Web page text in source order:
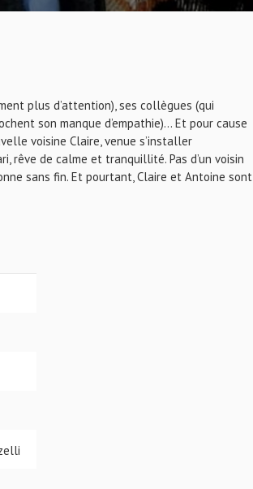
plus d’attention), ses collègues (qui
son manque d’empathie)... Et pour cause
voisine Claire, venue s’installer
rêve de calme et tranquillité. Pas d’un voisin
sans fin. Et pourtant, Claire et Antoine sont